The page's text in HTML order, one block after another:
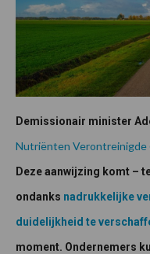
Demissionair minister
Nutriënten Verontreinigde
Deze aanwijzing komt –
ondanks nadrukkelijke
duidelijkheid te
moment. Ondernemers